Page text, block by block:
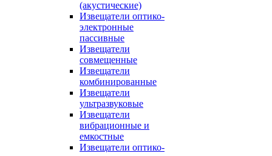
(акустические)
Извещатели оптико-
электронные
пассивные
Извещатели
совмещенные
Извещатели
комбинированные
Извещатели
ультразвуковые
Извещатели
вибрационные и
емкостные
Извещатели оптико-